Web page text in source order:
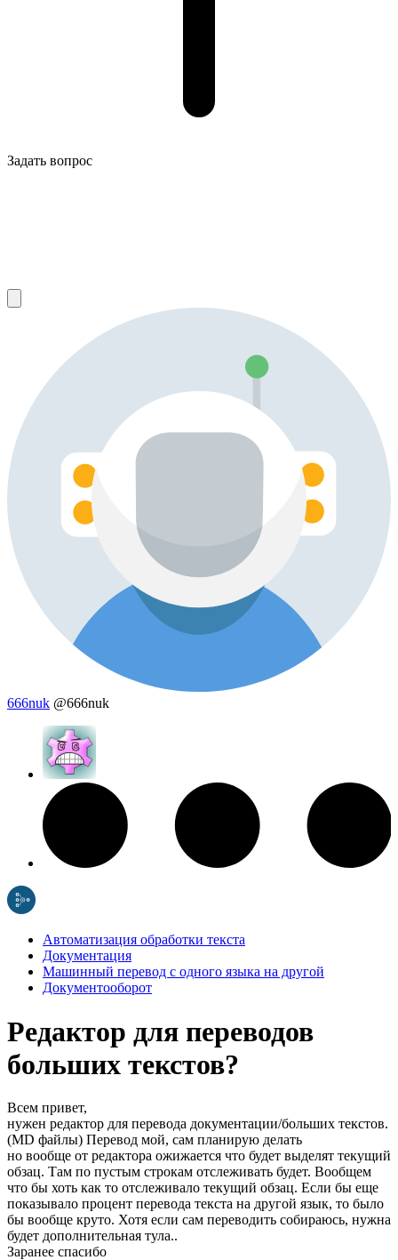
Задать вопрос
666nuk @666nuk
Автоматизация обработки текста
Документация
Машинный перевод с одного языка на другой
Документооборот
Редактор для переводов
больших текстов?
Всем привет,
нужен редактор для перевода документации/больших текстов.
(MD файлы) Перевод мой, сам планирую делать
но вообще от редактора ожижается что будет выделят текущий
обзац. Там по пустым строкам отслеживать будет. Вообщем
что бы хоть как то отслеживало текущий обзац. Если бы еще
показывало процент перевода текста на другой язык, то было
бы вообще круто. Хотя если сам переводить собираюсь, нужна
будет дополнительная тула..
Заранее спасибо